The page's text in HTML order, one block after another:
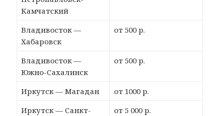
Камчатский
Владивосток —
Хабаровск
от 500 р.
Владивосток —
Южно-Сахалинск
от 500 р.
Иркутск — Магадан
от 1000 р.
Иркутск — Санкт-
от 5 000 р.